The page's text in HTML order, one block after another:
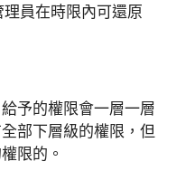
員在時限內可還原
予的權限會一層一層
部下層級的權限，但
限的。